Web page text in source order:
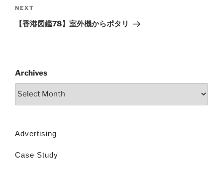
NEXT
【香港図鑑78】室外機からポタリ
Archives
Advertising
Case Study